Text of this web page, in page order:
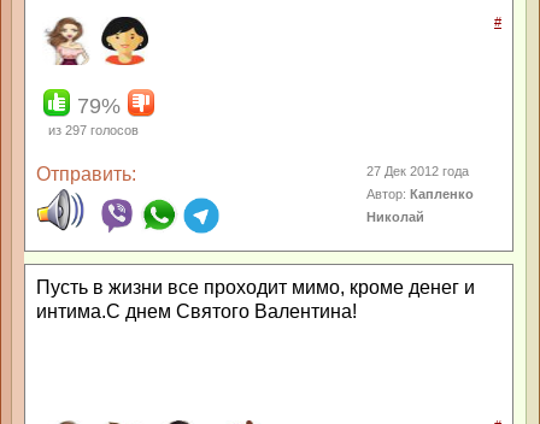
#
79%
из 297 голосов
Отправить:
27 Дек 2012 года
Автор: Капленко
Николай
Пусть в жизни все проходит мимо, кроме денег и
интима.С днем Святого Валентина!